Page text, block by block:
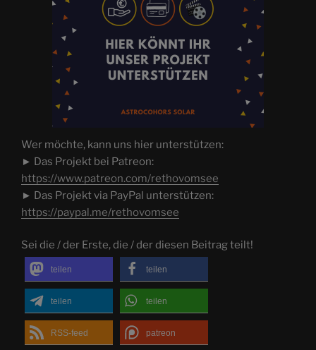
Wer möchte, kann uns hier unterstützen:
► Das Projekt bei Patreon:
https://www.patreon.com/rethovomsee
► Das Projekt via PayPal unterstützen:
https://paypal.me/rethovomsee
Sei die / der Erste, die / der diesen Beitrag teilt!
teilen teilen
teilen teilen
RSS-feed patreon